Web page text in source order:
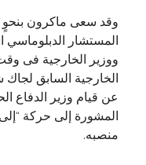
وقد سعى ماكرون
المستشار الدبلوماسي
ووزير الخارجية فى
الخارجية السابق لجاك
عن قيام وزير الدفاع
المشورة إلى حركة “إلى
منصبه.